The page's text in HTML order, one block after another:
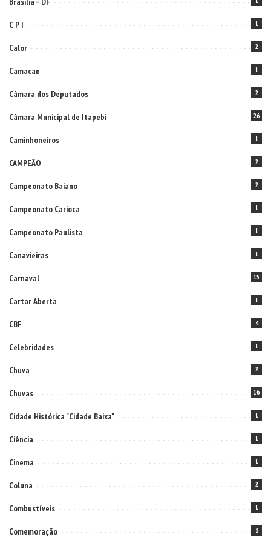
C P I 1
Calor 2
Camacan 1
Câmara dos Deputados 2
Câmara Municipal de Itapebi 26
Caminhoneiros 1
CAMPEÃO 2
Campeonato Baiano 2
Campeonato Carioca 1
Campeonato Paulista 1
Canavieiras 1
Carnaval 15
Cartar Aberta 1
CBF 4
Celebridades 1
Chuva 2
Chuvas 16
Cidade Histórica "Cidade Baixa" 1
Ciência 1
Cinema 1
Coluna 2
Combustíveis 1
Comemoração 3